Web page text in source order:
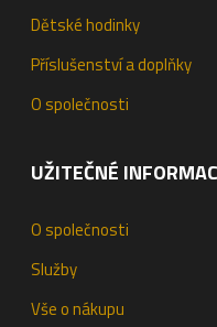
Dětské hodinky
Příslušenství a doplňky
O společnosti
UŽITEČNÉ
O společnosti
Služby
Vše o nákupu